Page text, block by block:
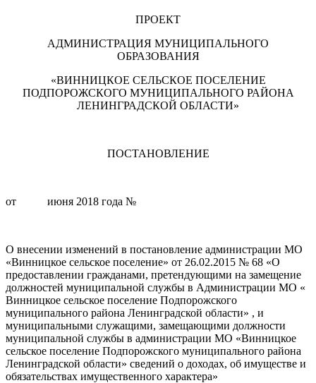
ПРОЕКТ
АДМИНИСТРАЦИЯ МУНИЦИПАЛЬНОГО
ОБРАЗОВАНИЯ
«ВИННИЦКОЕ СЕЛЬСКОЕ ПОСЕЛЕНИЕ
ПОДПОРОЖСКОГО МУНИЦИПАЛЬНОГО РАЙОНА
ЛЕНИНГРАДСКОЙ ОБЛАСТИ»
ПОСТАНОВЛЕНИЕ
от июня 2018 года №
О внесении изменений в постановление администрации МО
«Винницкое сельское поселение» от 26.02.2015 № 68 «О
предоставлении гражданами, претендующими на замещение
должностей муниципальной службы в Администрации МО «
Винницкое сельское поселение Подпорожского
муниципального района Ленинградской области» , и
муниципальными служащими, замещающими должности
муниципальной службы в администрации МО «Винницкое
сельское поселение Подпорожского муниципального района
Ленинградской области» сведений о доходах, об имуществе и
обязательствах имущественного характера»